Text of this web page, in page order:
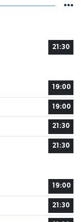
21:30
19:00
19:00
21:30
21:30
19:00
21:30